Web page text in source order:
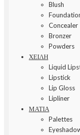
Blush
Concealer
Bronzer
Powders
ΧΕΙΛΗ
Liquid
Lipstick
Lip Gloss
Lipliner
ΜΑΤΙΑ
Palettes